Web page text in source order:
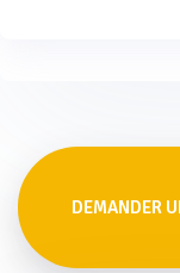
DEMANDER